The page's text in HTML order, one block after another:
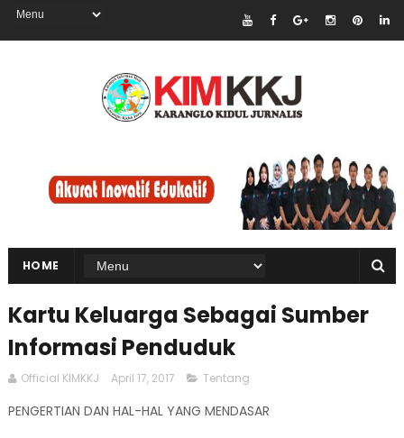
HOME
Kartu Keluarga Sebagai Sumber
Informasi Penduduk
Official KIMKKJ April 17, 2017 Tentang
PENGERTIAN DAN HAL-HAL YANG MENDASAR